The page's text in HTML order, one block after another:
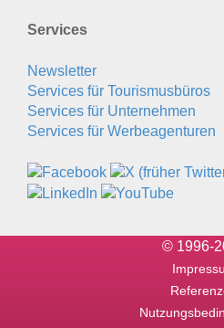
Services
Newsletter
Services für Tourismusbüros
Services für Unternehmen
Services für Werbeagenturen
© 1996-